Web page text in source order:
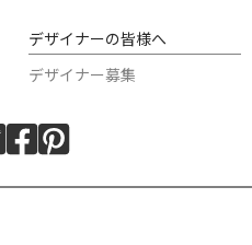
デザイナーの皆様へ
デザイナー募集